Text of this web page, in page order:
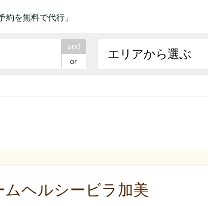
約を無料で代行」
and
or
エリアから選ぶ
ムヘルシービラ加美